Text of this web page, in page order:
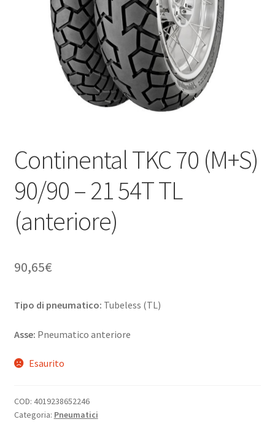
Continental TKC 70 (M+S)
90/90 – 21 54T TL
(anteriore)
90,65€
Tipo di pneumatico: Tubeless (TL)
Asse: Pneumatico anteriore
Esaurito
COD: 4019238652246
Categoria: Pneumatici